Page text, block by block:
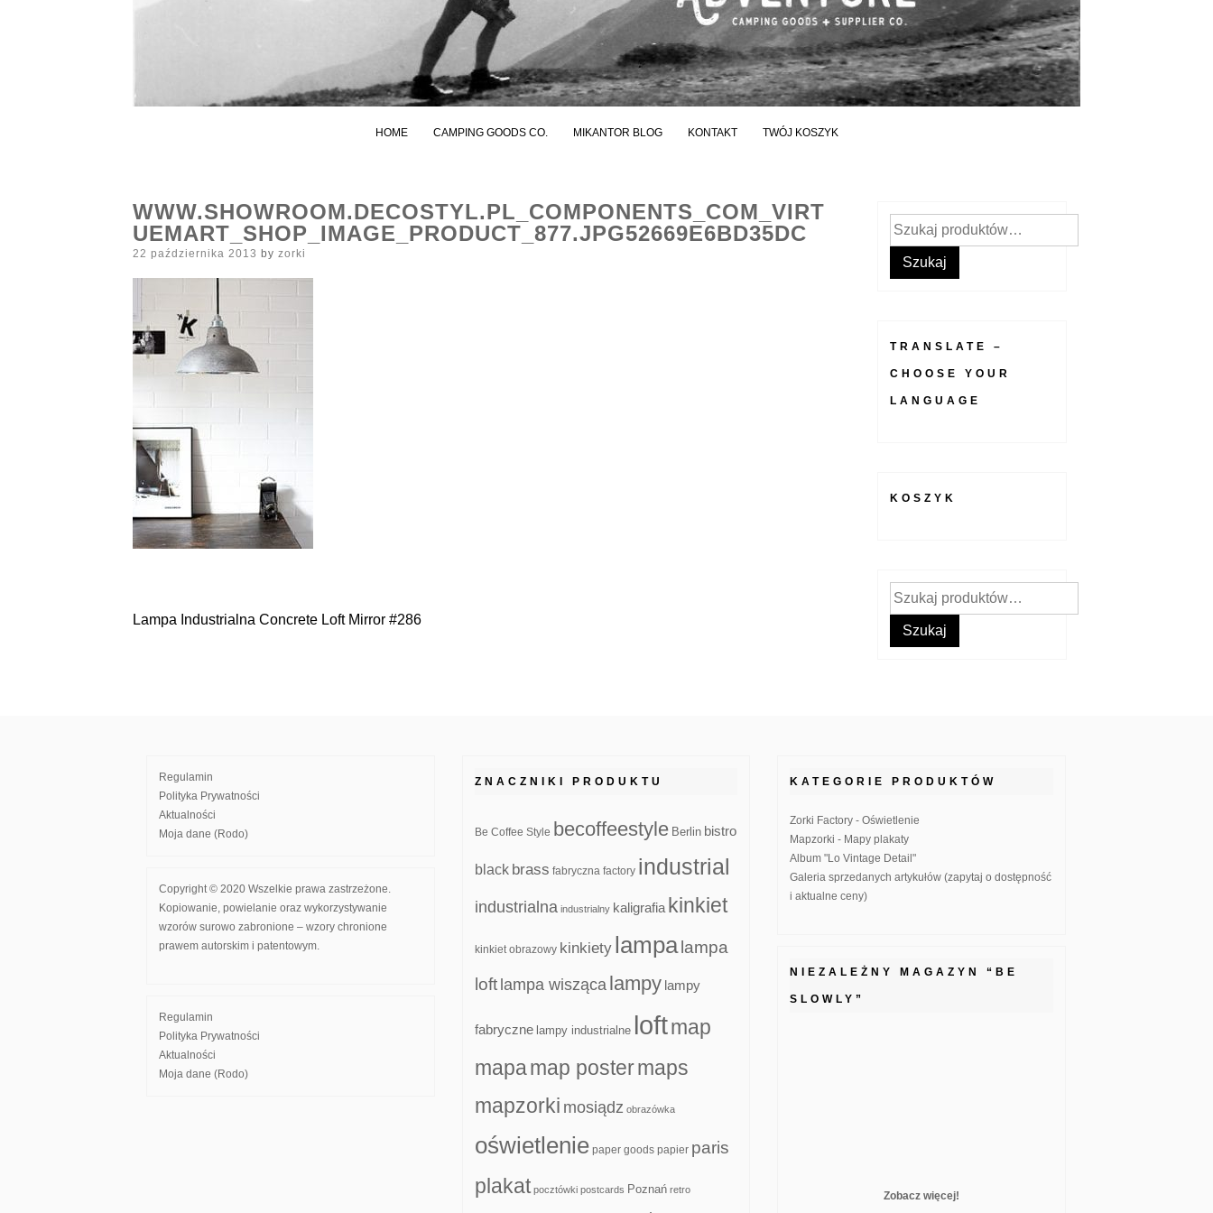
HOME CAMPING GOODS CO. MIKANTOR BLOG KONTAKT TWÓJ KOSZYK
WWW.SHOWROOM.DECOSTYL.PL_COMPONENTS_COM_VIRT
UEMART_SHOP_IMAGE_PRODUCT_877.JPG52669E6BD35DC
Posted
22 października 2013 by zorki
Nawigacja
Lampa Industrialna Concrete Loft Mirror #286
Szukaj:
Szukaj
TRANSLATE –
CHOOSE YOUR
LANGUAGE
KOSZYK
Szukaj:
Szukaj
Regulamin
Polityka Prywatności
Aktualności
Moja dane (Rodo)
Copyright © 2020 Wszelkie prawa zastrzeżone.
Kopiowanie, powielanie oraz wykorzystywanie
wzorów surowo zabronione – wzory chronione
prawem autorskim i patentowym.
Regulamin
Polityka Prywatności
Aktualności
Moja dane (Rodo)
ZNACZNIKI PRODUKTU
Be Coffee Style becoffeestyle Berlin bistro
black brass fabryczna factory industrial
industrialna industrialny kaligrafia kinkiet
kinkiet obrazowy kinkiety lampa lampa
loft lampa wisząca lampy lampy
fabryczne lampy industrialne loftmap
mapamap postermaps
mapzorki mosiądz obrazówka
oświetlenie paper goods papier paris
plakat pocztówki postcards Poznań retro
KATEGORIE PRODUKTÓW
Zorki Factory - Oświetlenie
Mapzorki - Mapy plakaty
Album "Lo Vintage Detail"
Galeria sprzedanych artykułów (zapytaj o dostępność
i aktualne ceny)
NIEZALEŻNY MAGAZYN “BE
SLOWLY”
Zobacz więcej!